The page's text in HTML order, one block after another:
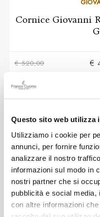
Questo sito web utilizza
Utilizziamo i cookie per
annunci, per fornire
analizzare il nostro
informazioni sul modo in
nostri partner che si
pubblicità e social media,
con altre informazioni
Cornice Giovanni
€ 520,00 €